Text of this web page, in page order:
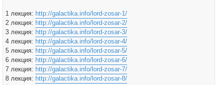
1 лекция: http://galactika.info/lord-zosar-1/
2 лекция: http://galactika.info/lord-zosar-2/
3 лекция: http://galactika.info/lord-zosar-3/
4 лекция: http://galactika.info/lord-zosar-4/
5 лекция: http://galactika.info/lord-zosar-5/
6 лекция: http://galactika.info/lord-zosar-6/
7 лекция: http://galactika.info/lord-zosar-7/
8 лекция: http://galactika.info/lord-zosar-8/